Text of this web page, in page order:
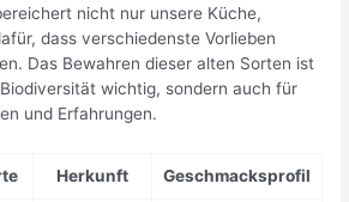
nicht nur unsere Küche,
dass verschiedenste Vorlieben
Das Bewahren dieser alten Sorten ist
wichtig, sondern auch für
und Erfahrungen.
Herkunft Geschmacksprofil